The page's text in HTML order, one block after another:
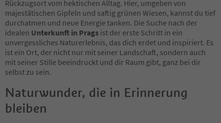
Rückzugsort vom hektischen Alltag. Hier, umgeben von
majestätischen Gipfeln und saftig grünen Wiesen, kannst du tief
durchatmen und neue Energie tanken. Die Suche nach der
idealen Unterkunft in Prags ist der erste Schritt in ein
unvergessliches Naturerlebnis, das dich erdet und inspiriert. Es
ist ein Ort, der nicht nur mit seiner Landschaft, sondern auch
mit seiner Stille beeindruckt und dir Raum gibt, ganz bei dir
selbst zu sein.
Naturwunder, die in Erinnerung
bleiben